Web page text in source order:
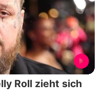
Roll zieht sich